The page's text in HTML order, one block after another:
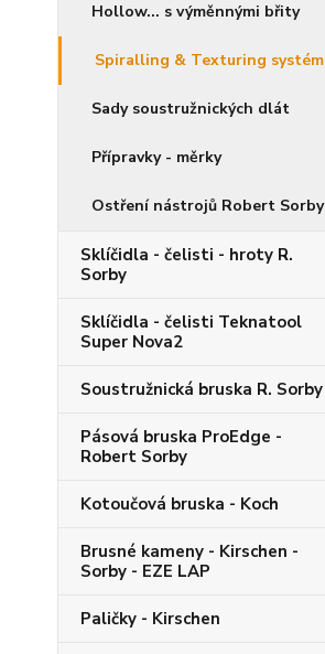
Hollow... s výměnnými břity
Spiralling & Texturing systém
Sady soustružnických dlát
Přípravky - měrky
Ostření nástrojů Robert Sorby
Sklíčidla - čelisti - hroty R.
Sorby
Sklíčidla - čelisti Teknatool
Super Nova2
Soustružnická bruska R. Sorby
Pásová bruska ProEdge -
Robert Sorby
Kotoučová bruska - Koch
Brusné kameny - Kirschen -
Sorby - EZE LAP
Paličky - Kirschen